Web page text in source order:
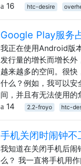
16
htc-desire
Google Play服务
我正在使用Android版
发行量的增长而增长
越来越多的空间。很
什么？例如，我可以
间，并且有无法使用的
14
2.2-froyo htc-
手机关闭时闹钟不
我知道在关闭手机后
么？ 我一直将手机用